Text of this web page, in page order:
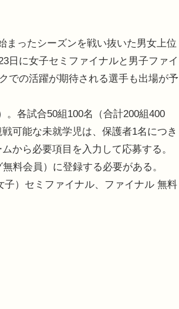
ったシーズンを戦い抜いた男女上位
日に女子セミファイナルと男子ファイ
での活躍が期待される選手も出場が予
各試合50組100名（合計200組400
可能な未就学児は、保護者1名につき
から必要項目を入力して応募する。
料会員）に登録する必要がある。
）セミファイナル、ファイナル 無料